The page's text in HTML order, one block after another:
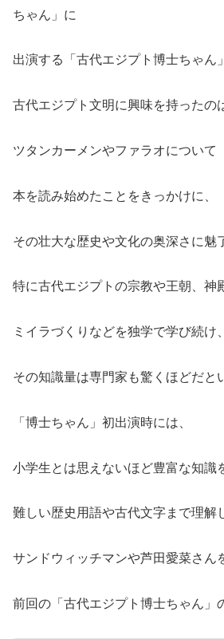
ちゃん」に
出演する「古代エジプト博士ちゃん
古代エジプト文明に興味を持ったの
ツタンカーメンやファラオについて
本を読み始めたことをきっかけに、
その壮大な歴史や文化の奥深さに魅
特に古代エジプトの宗教や王朝、神
ミイラづくりなどを独学で学び続け、
その知識量は専門家も驚くほどだと
「博士ちゃん」初出演時には、
小学生とは思えないほど豊富な知識
難しい歴史用語や古代文字まで理解
サンドウィッチマンや芦田愛菜さん
前回の「古代エジプト博士ちゃん」